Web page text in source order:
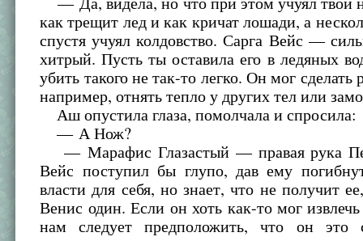
как трещит лед и как кричат лошади, а
спустя учуял колдовство. Сарга Вейс —
хитрый. Пусть ты оставила его в ледяных
убить такого не так-то легко. Он мог
например, отнять тепло у других тел или
Аш опустила глаза, помолчала и спросила:
— А Нож?
— Марафис Глазастый — правая рука
Вейс поступил бы глупо, дав ему
власти для себя, но знает, что не получит
Венис один. Если он хоть как-то мог
нам следует предположить, что он это